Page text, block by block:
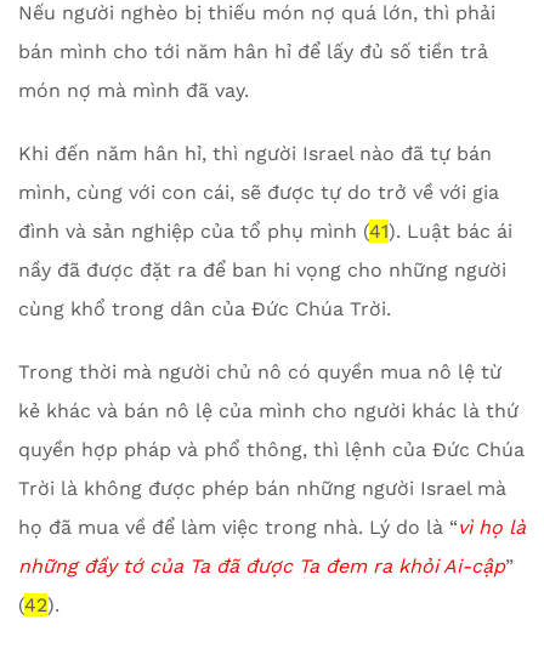
Nếu người nghèo bị thiếu món nợ quá lớn, thì phải
bán mình cho tới năm hân hỉ để lấy đủ số tiền trả
món nợ mà mình đã vay.
Khi đến năm hân hỉ, thì người Israel nào đã tự bán
mình, cùng với con cái, sẽ được tự do trở về với gia
đình và sản nghiệp của tổ phụ mình (41). Luật bác ái
nầy đã được đặt ra để ban hi vọng cho những người
cùng khổ trong dân của Đức Chúa Trời.
Trong thời mà người chủ nô có quyền mua nô lệ từ
kẻ khác và bán nô lệ của mình cho người khác là thứ
quyền hợp pháp và phổ thông, thì lệnh của Đức Chúa
Trời là không được phép bán những người Israel mà
họ đã mua về để làm việc trong nhà. Lý do là “vì họ là
những đầy tớ của Ta đã được Ta đem ra khỏi Ai-cập”
(42).